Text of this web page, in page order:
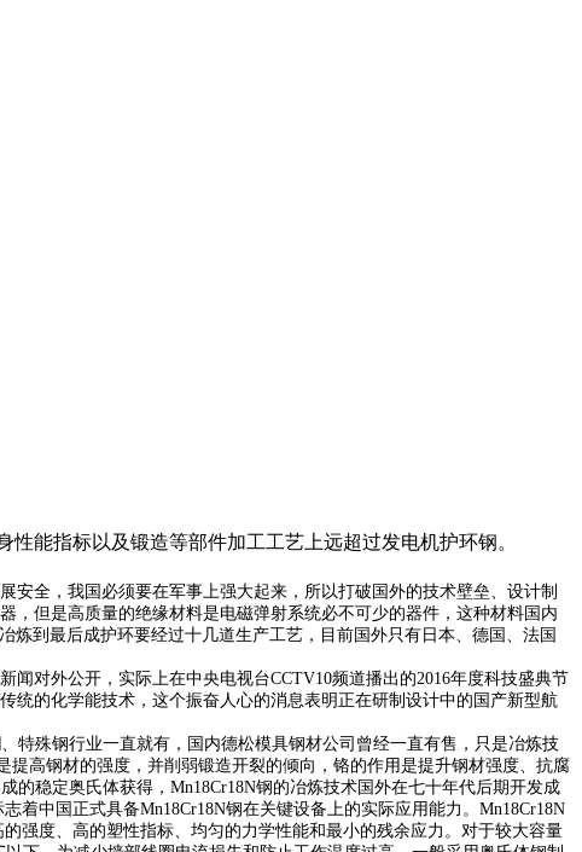
能指标以及锻造等部件加工工艺上远超过发电机护环钢。
全，我国必须要在军事上强大起来，所以打破国外的技术壁垒、设计制
，但是高质量的绝缘材料是电磁弹射系统必不可少的器件，这种材料国内
炼到最后成护环要经过十几道生产工艺，目前国外只有日本、德国、法国
对外公开，实际上在中央电视台CCTV10频道播出的2016年度科技盛典节
统的化学能技术，这个振奋人心的消息表明正在研制设计中的国产新型航
、特殊钢行业一直就有，国内德松模具钢材公司曾经一直有售，只是冶炼技
高钢材的强度，并削弱锻造开裂的倾向，铬的作用是提升钢材强度、抗腐
的稳定奥氏体获得，Mn18Cr18N钢的冶炼技术国外在七十年代后期开发成
中国正式具备Mn18Cr18N钢在关键设备上的实际应用能力。Mn18Cr18N
强度、高的塑性指标、均匀的力学性能和最小的残余应力。对于较大容量